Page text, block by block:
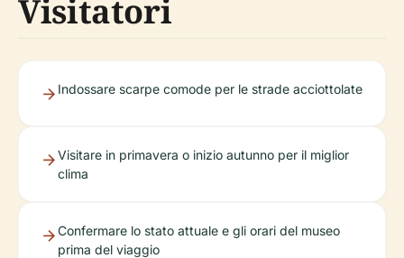
Visitatori
Indossare scarpe comode per le strade acciottolate
Visitare in primavera o inizio autunno per il miglior
clima
Confermare lo stato attuale e gli orari del museo
prima del viaggio